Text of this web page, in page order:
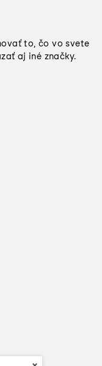
to, čo vo svete
aj iné značky.